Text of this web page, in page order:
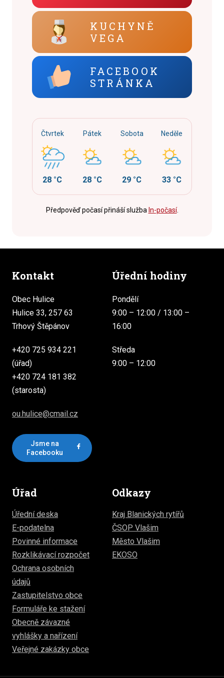
KUCHYNĚ
VEGA
FACEBOOK
STRÁNKA
Čtvrtek
28 °C
Pátek
28 °C
Sobota
29 °C
Neděle
33 °C
Předpověď počasí přináší služba In-počasí.
Kontakt
Obec Hulice
Hulice 33, 257 63
Trhový Štěpánov
+420 725 934 221
(úřad)
+420 724 181 382
(starosta)
ou.hulice@cmail.cz
Jsme na
Facebooku
Úřední hodiny
Pondělí
9:00 – 12:00 / 13:00 –
16:00
Středa
9:00 – 12:00
Úřad
Úřední deska
E-podatelna
Povinné informace
Rozklikávací rozpočet
Ochrana osobních
údajů
Zastupitelstvo obce
Formuláře ke stažení
Obecně závazné
vyhlášky a nařízení
Veřejné zakázky obce
Odkazy
Kraj Blanických rytířů
ČSOP Vlašim
Město Vlašim
EKOSO